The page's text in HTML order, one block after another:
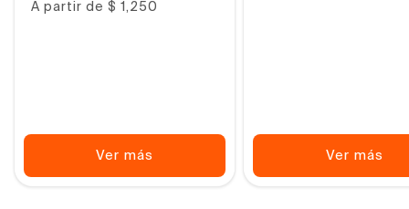
totales
Precio
A partir de $ 1,250
Ver más Ver más